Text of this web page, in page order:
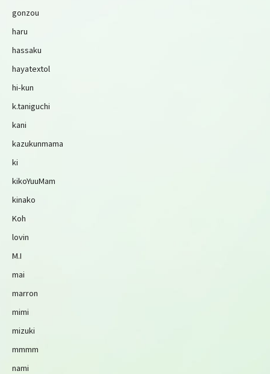
gonzou
haru
hassaku
hayatextol
hi-kun
k.taniguchi
kani
kazukunmama
ki
kikoYuuMam
kinako
Koh
lovin
M.I
mai
marron
mimi
mizuki
mmmm
nami